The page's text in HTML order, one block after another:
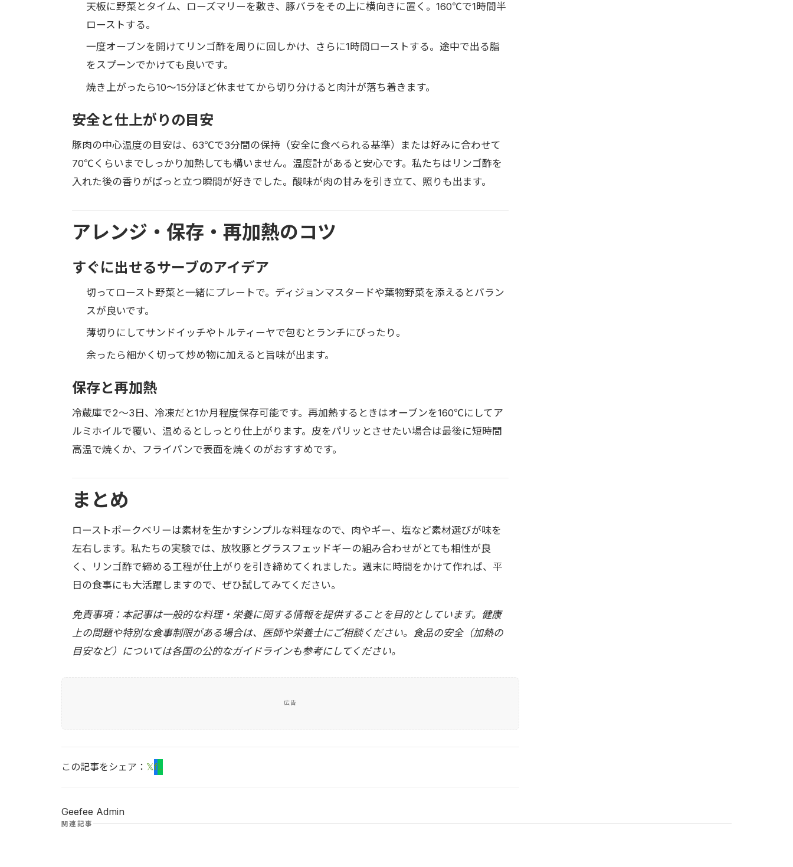
天板に野菜とタイム、ローズマリーを敷き、豚バラをその上に横向きに置く。160℃で1時間半
ローストする。
一度オーブンを開けてリンゴ酢を周りに回しかけ、さらに1時間ローストする。途中で出る脂
をスプーンでかけても良いです。
焼き上がったら10〜15分ほど休ませてから切り分けると肉汁が落ち着きます。
安全と仕上がりの目安
豚肉の中心温度の目安は、63℃で3分間の保持（安全に食べられる基準）または好みに合わせて
70℃くらいまでしっかり加熱しても構いません。温度計があると安心です。私たちはリンゴ酢を
入れた後の香りがぱっと立つ瞬間が好きでした。酸味が肉の甘みを引き立て、照りも出ます。
アレンジ・保存・再加熱のコツ
すぐに出せるサーブのアイデア
切ってロースト野菜と一緒にプレートで。ディジョンマスタードや葉物野菜を添えるとバラン
スが良いです。
薄切りにしてサンドイッチやトルティーヤで包むとランチにぴったり。
余ったら細かく切って炒め物に加えると旨味が出ます。
保存と再加熱
冷蔵庫で2〜3日、冷凍だと1か月程度保存可能です。再加熱するときはオーブンを160℃にしてア
ルミホイルで覆い、温めるとしっとり仕上がります。皮をパリッとさせたい場合は最後に短時間
高温で焼くか、フライパンで表面を焼くのがおすすめです。
まとめ
ローストポークベリーは素材を生かすシンプルな料理なので、肉やギー、塩など素材選びが味を
左右します。私たちの実験では、放牧豚とグラスフェッドギーの組み合わせがとても相性が良
く、リンゴ酢で締める工程が仕上がりを引き締めてくれました。週末に時間をかけて作れば、平
日の食事にも大活躍しますので、ぜひ試してみてください。
免責事項：本記事は一般的な料理・栄養に関する情報を提供することを目的としています。健康
上の問題や特別な食事制限がある場合は、医師や栄養士にご相談ください。食品の安全（加熱の
目安など）については各国の公的なガイドラインも参考にしてください。
広告
この記事をシェア： 𝕏fL
Geefee Admin
関連記事